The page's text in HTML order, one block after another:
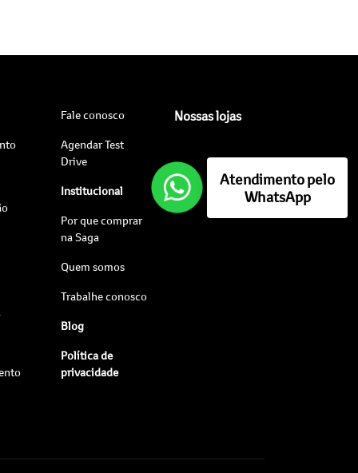
Fale conosco
Agendar Test
Drive
Institucional
Por que comprar
na Saga
Quem somos
Trabalhe conosco
Blog
Política de
privacidade
Nossas lojas
Atendimento pelo
WhatsApp